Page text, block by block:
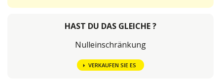
HAST DU DAS GLEICHE ?
Nulleinschränkung
VERKAUFEN SIE ES